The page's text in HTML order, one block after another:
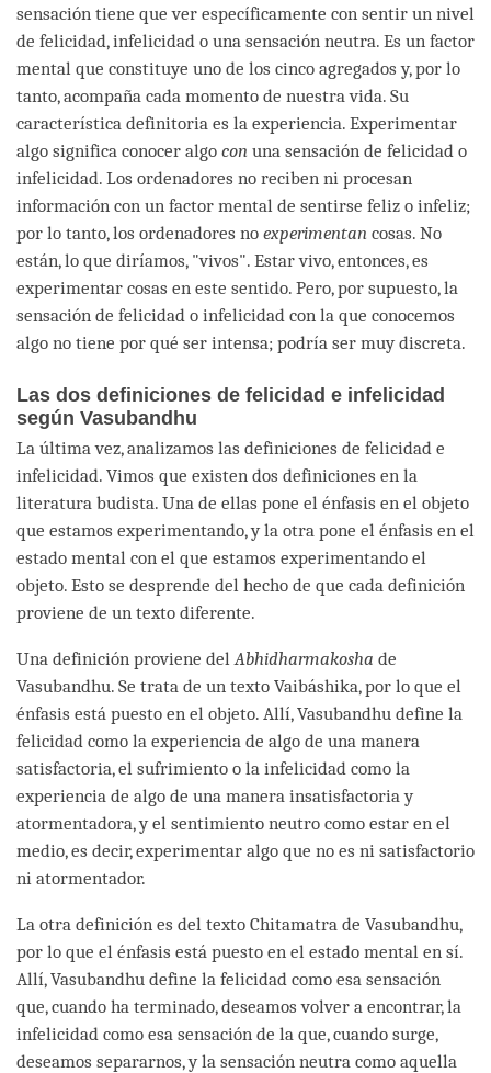
sensación tiene que ver específicamente con sentir un nivel
de felicidad, infelicidad o una sensación neutra. Es un factor
mental que constituye uno de los cinco agregados y, por lo
tanto, acompaña cada momento de nuestra vida. Su
característica definitoria es la experiencia. Experimentar
algo significa conocer algo con una sensación de felicidad o
infelicidad. Los ordenadores no reciben ni procesan
información con un factor mental de sentirse feliz o infeliz;
por lo tanto, los ordenadores no experimentan cosas. No
están, lo que diríamos, "vivos". Estar vivo, entonces, es
experimentar cosas en este sentido. Pero, por supuesto, la
sensación de felicidad o infelicidad con la que conocemos
algo no tiene por qué ser intensa; podría ser muy discreta.
Las dos definiciones de felicidad e infelicidad
según Vasubandhu
La última vez, analizamos las definiciones de felicidad e
infelicidad. Vimos que existen dos definiciones en la
literatura budista. Una de ellas pone el énfasis en el objeto
que estamos experimentando, y la otra pone el énfasis en el
estado mental con el que estamos experimentando el
objeto. Esto se desprende del hecho de que cada definición
proviene de un texto diferente.
Una definición proviene del Abhidharmakosha de
Vasubandhu. Se trata de un texto Vaibáshika, por lo que el
énfasis está puesto en el objeto. Allí, Vasubandhu define la
felicidad como la experiencia de algo de una manera
satisfactoria, el sufrimiento o la infelicidad como la
experiencia de algo de una manera insatisfactoria y
atormentadora, y el sentimiento neutro como estar en el
medio, es decir, experimentar algo que no es ni satisfactorio
ni atormentador.
La otra definición es del texto Chitamatra de Vasubandhu,
por lo que el énfasis está puesto en el estado mental en sí.
Allí, Vasubandhu define la felicidad como esa sensación
que, cuando ha terminado, deseamos volver a encontrar, la
infelicidad como esa sensación de la que, cuando surge,
deseamos separarnos, y la sensación neutra como aquella